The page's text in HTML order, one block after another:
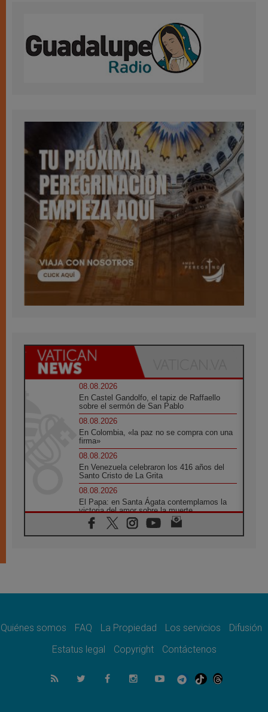
08.08.2026
En Castel Gandolfo, el tapiz de Raffaello
sobre el sermón de San Pablo
08.08.2026
En Colombia, «la paz no se compra con una
firma»
08.08.2026
En Venezuela celebraron los 416 años del
Santo Cristo de La Grita
08.08.2026
El Papa: en Santa Ágata contemplamos la
victoria del amor sobre la muerte
08.08.2026
León XIV visitará el Santuario de la Madre
07.08.2026
07.08.2026
el compromiso del cristiano"
La matanza de niños en Gaza no cesa: 300
muertos en 300 días
Quiénes somos FAQ La Propiedad Los servicios
Difusión
Estatus legal
Copyright Contáctenos